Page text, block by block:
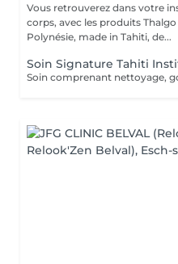
Vous retrouverez dans votre
corps, avec les produits
Polynésie, made in Tahiti, de...
Soin Signature Tahiti